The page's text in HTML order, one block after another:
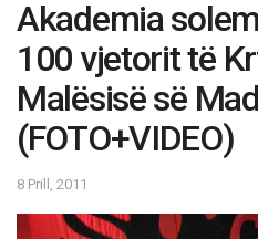
Akademia
100 vjetorit të
Malësisë së
(FOTO+VIDEO)
8 Prill, 2011